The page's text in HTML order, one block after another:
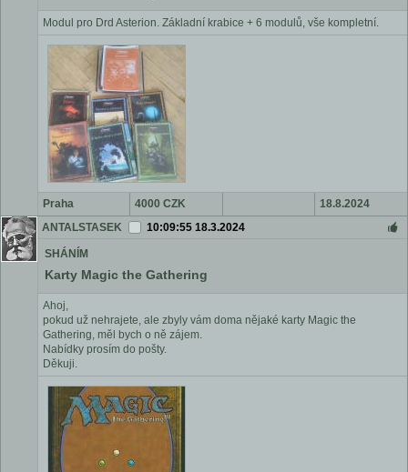
Modul pro Drd Asterion. Základní krabice + 6 modulů, vše kompletní.
Praha 4000 CZK
18.8.2024
ANTALSTASEK
10:09:55 18.3.2024
SHÁNÍM
Karty Magic the Gathering
Ahoj,
pokud už nehrajete, ale zbyly vám doma nějaké karty Magic the
Gathering, měl bych o ně zájem.
Nabídky prosím do pošty.
Děkuji.